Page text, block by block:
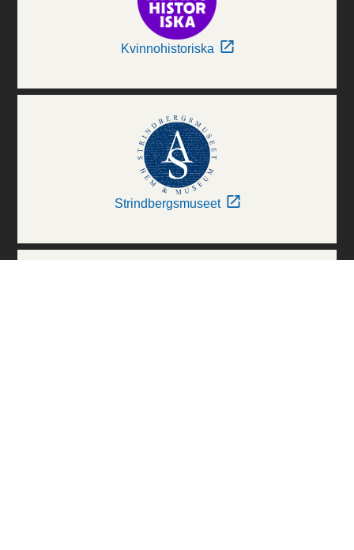
Kvinnohistoriska
Strindbergsmuseet